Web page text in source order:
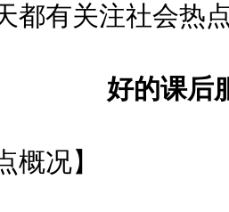
都有关注社会热
好的课后
况】